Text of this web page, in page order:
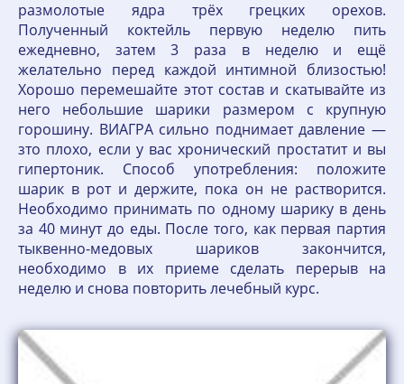
размолотые ядра трёх грецких орехов.
Полученный коктейль первую неделю пить
ежедневно, затем 3 раза в неделю и ещё
желательно перед каждой интимной близостью!
Хорошо перемешайте этот состав и скатывайте из
него небольшие шарики размером с крупную
горошину. ВИАГРА сильно поднимает давление —
зто плохо, если у вас хронический простатит и вы
гипертоник. Способ употребления: положите
шарик в рот и держите, пока он не растворится.
Необходимо принимать по одному шарику в день
за 40 минут до еды. После того, как первая партия
тыквенно-медовых шариков закончится,
необходимо в их приеме сделать перерыв на
неделю и снова повторить лечебный курс.